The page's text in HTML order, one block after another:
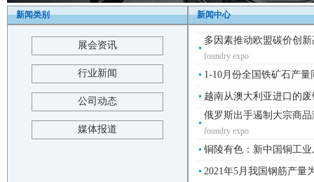
新闻类别
展会资讯
行业新闻
公司动态
媒体报道
新闻中心
多因素推动欧盟碳价创
foundry expo
1-10月份全国铁矿石产
越南从澳大利亚进口的
俄罗斯出手遏制大宗商
foundry expo
铜陵有色：新中国铜工
2021年5月我国钢筋产量